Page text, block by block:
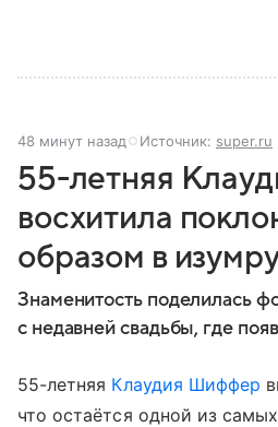
48 минут назад Источник: super.ru
55-летняя
восхитила
образом в
Знаменитость поделилась
с недавней свадьбы, где
55-летняя Клаудия Шиффер
что остаётся одной из